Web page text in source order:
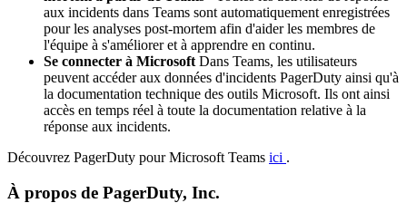
aux incidents dans Teams sont automatiquement enregistrées
pour les analyses post-mortem afin d'aider les membres de
l'équipe à s'améliorer et à apprendre en continu.
Se connecter à Microsoft Dans Teams, les utilisateurs
peuvent accéder aux données d'incidents PagerDuty ainsi qu'à
la documentation technique des outils Microsoft. Ils ont ainsi
accès en temps réel à toute la documentation relative à la
réponse aux incidents.
Découvrez PagerDuty pour Microsoft Teams ici .
À propos de PagerDuty, Inc.